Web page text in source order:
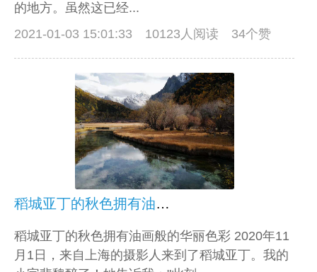
的地方。虽然这已经...
2021-01-03 15:01:33
10123人阅读 34个赞
稻城亚丁的秋色拥有油画般的华丽色彩
稻城亚丁的秋色拥有油画般的华丽色彩 2020年11
月1日，来自上海的摄影人来到了稻城亚丁。我的